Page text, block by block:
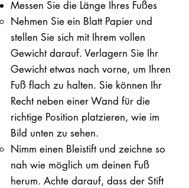
Messen Sie die Länge Ihres Fußes
Nehmen Sie ein Blatt Papier und
stellen Sie sich mit Ihrem vollen
Gewicht darauf. ​Verlagern Sie Ihr
Gewicht etwas nach vorne, um Ihren
Fuß flach zu halten. Sie können Ihr
Recht neben einer Wand für die
richtige Position platzieren, wie im
Bild unten zu sehen.
Nimm einen Bleistift und zeichne so
nah wie möglich um deinen Fuß
herum. Achte darauf, dass der Stift